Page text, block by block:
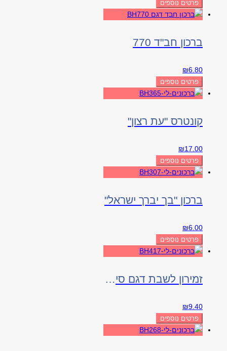
פרטים נוספים
ברכון חב"ד 770
₪6.80
פרטים נוספים
קונטרס "עת רצון"
₪17.00
פרטים נוספים
ברכון "בך יברך ישראל"
₪6.00
פרטים נוספים
זמירון לשבת דגם סילבר
₪9.40
פרטים נוספים